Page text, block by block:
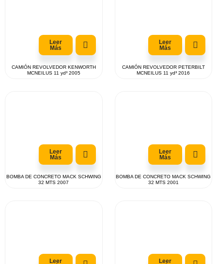
Leer
Más
CAMIÓN REVOLVEDOR KENWORTH
MCNEILUS 11 yd³ 2005
Leer
Más
CAMIÓN REVOLVEDOR PETERBILT
MCNEILUS 11 yd³ 2016
Leer
Más
BOMBA DE CONCRETO MACK SCHWING
32 MTS 2007
Leer
Más
BOMBA DE CONCRETO MACK SCHWING
32 MTS 2001
Leer
Leer